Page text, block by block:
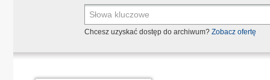
Chcesz uzyskać dostęp do archiwum? Zobacz ofertę